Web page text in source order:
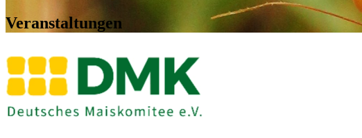
Veranstaltungen